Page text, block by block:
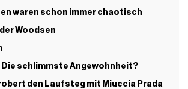
waren schon immer chaotisch
Woodsen
schlimmste Angewohnheit?
den Laufsteg mit Miuccia Prada